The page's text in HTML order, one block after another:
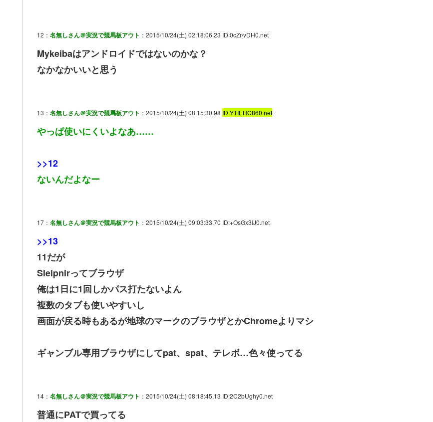
12： 名無しさん＠実況で競馬板アウト ：2015/10/24(土) 02:18:06.23 ID:0cZr/vDH0.net
Mykeibaはアンドロイドではないのかな？
なかなかいいと思う
13： 名無しさん＠実況で競馬板アウト ：2015/10/24(土) 08:15:30.98 ID:YTIEHC860.net
やっぱ使いにくいよなあ……
>>12
ないんだよなー
17： 名無しさん＠実況で競馬板アウト ：2015/10/24(土) 09:03:33.70 ID:+OsGx3iJ0.net
>>13
11だが
Sleipnirってブラウザ
俺は1日に1回しかパス打たないよん
複数のタブも使いやすいし
画面が戻る時もあるが地球のマークのブラウザとかChromeよりマシ
ギャンブル専用ブラウザにしてpat、spat、テレボ…色々使ってる
14： 名無しさん＠実況で競馬板アウト ：2015/10/24(土) 08:18:45.13 ID:2C2bUghy0.net
普通にPATで買ってる